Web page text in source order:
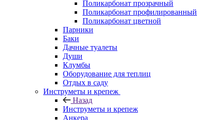
Поликарбонат прозрачный
Поликарбонат профилированный
Поликарбонат цветной
Парники
Баки
Дачные туалеты
Души
Клумбы
Оборудование для теплиц
Отдых в саду
Инструметы и крепеж
Назад
Инструметы и крепеж
Анкера